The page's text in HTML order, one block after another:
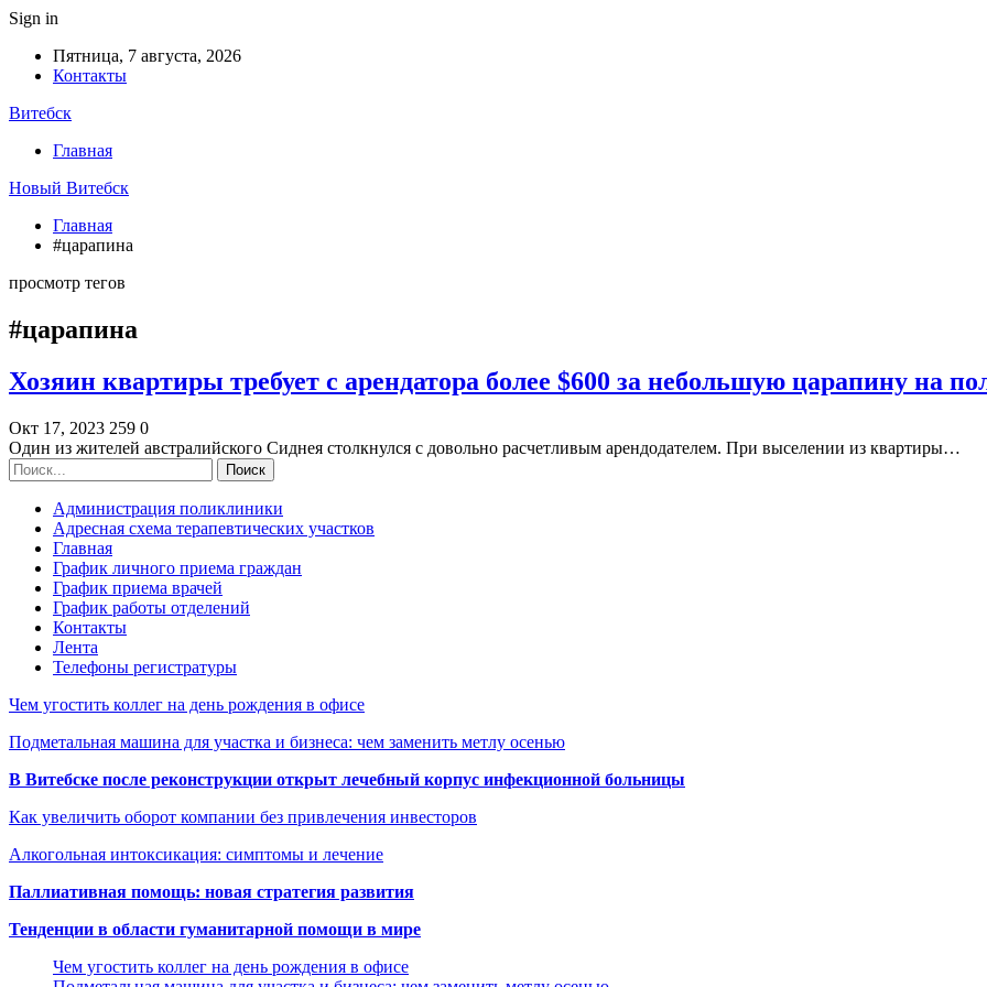
Sign in
Пятница, 7 августа, 2026
Контакты
Витебск
Главная
Новый Витебск
Главная
#царапина
просмотр тегов
#царапина
Хозяин квартиры требует с арендатора более $600 за небольшую царапину на
Окт 17, 2023 259 0
Один из жителей австралийского Сиднея столкнулся с довольно расчетливым арендодателем. При выселении из квартиры…
Администрация поликлиники
Адресная схема терапевтических участков
Главная
График личного приема граждан
График приема врачей
График работы отделений
Контакты
Лента
Телефоны регистратуры
Чем угостить коллег на день рождения в офисе
Подметальная машина для участка и бизнеса: чем заменить метлу осенью
В Витебске после реконструкции открыт лечебный корпус инфекционной больницы
Как увеличить оборот компании без привлечения инвесторов
Алкогольная интоксикация: симптомы и лечение
Паллиативная помощь: новая стратегия развития
Тенденции в области гуманитарной помощи в мире
Чем угостить коллег на день рождения в офисе